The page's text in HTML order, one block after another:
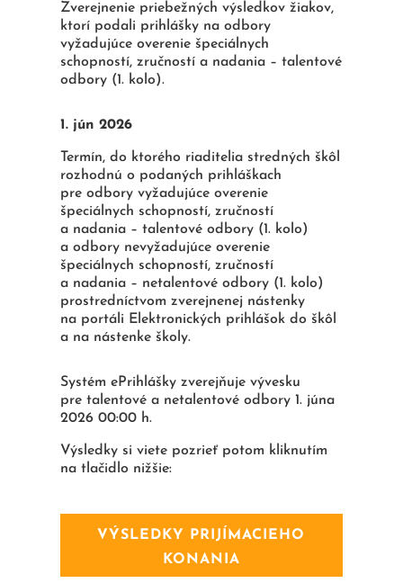
Zverejnenie priebežných výsledkov žiakov,
ktorí podali prihlášky na odbory
vyžadujúce overenie špeciálnych
schopností, zručností a nadania – talentové
odbory (1. kolo).
1. jún 2026
Termín, do ktorého riaditelia stredných škôl
rozhodnú o podaných prihláškach
pre odbory vyžadujúce overenie
špeciálnych schopností, zručností
a nadania – talentové odbory (1. kolo)
a odbory nevyžadujúce overenie
špeciálnych schopností, zručností
a nadania – netalentové odbory (1. kolo)
prostredníctvom zverejnenej nástenky
na portáli Elektronických prihlášok do škôl
a na nástenke školy.
Systém ePrihlášky zverejňuje vývesku
pre talentové a netalentové odbory 1. júna
2026 00:00 h.
Výsledky si viete pozrieť potom kliknutím
na tlačidlo nižšie:
VÝSLEDKY PRIJÍMACIEHO
KONANIA